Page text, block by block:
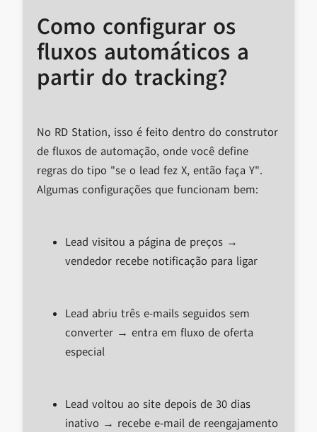
Como configurar os
fluxos automáticos a
partir do tracking?
No RD Station, isso é feito dentro do construtor
de fluxos de automação, onde você define
regras do tipo "se o lead fez X, então faça Y".
Algumas configurações que funcionam bem:
Lead visitou a página de preços →
vendedor recebe notificação para ligar
Lead abriu três e-mails seguidos sem
converter → entra em fluxo de oferta
especial
Lead voltou ao site depois de 30 dias
inativo → recebe e-mail de reengajamento